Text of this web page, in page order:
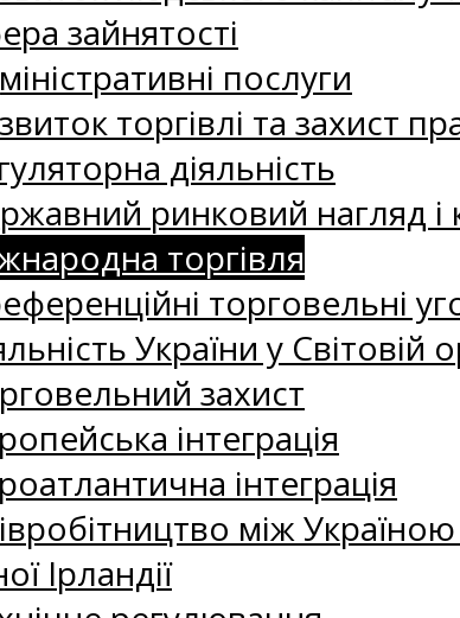
зайнятості
послуги
торгівлі та захист
діяльність
ринковий нагляд і
торгівля
торговельні
України у Світовій
захист
інтеграція
інтеграція
між
Ірландії